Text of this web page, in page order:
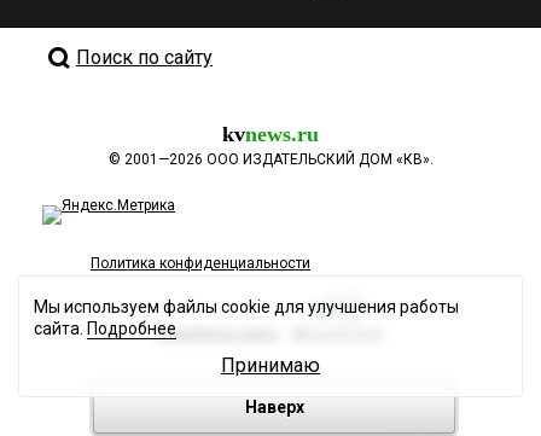
Поиск по сайту
kvnews.ru
© 2001—2026 ООО ИЗДАТЕЛЬСКИЙ ДОМ «КВ».
Политика конфиденциальности
Разработка сайта
Наверх
Мы используем файлы cookie для улучшения работы
сайта. Подробнее
Принимаю